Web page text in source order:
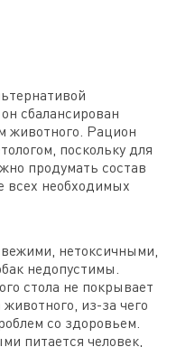
сбалансирован
животного. Рацион
поскольку для
продумать состав
всех необходимых
нетоксичными,
недопустимы.
стола не покрывает
из-за чего
со здоровьем.
питается человек,